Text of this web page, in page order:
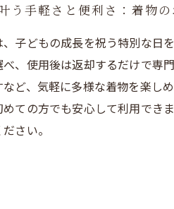
う手軽さと便利さ：着物
子どもの成長を祝う特別な日
、使用後は返却するだけで専
ど、気軽に多様な着物を楽し
ての方でも安心して利用でき
さい。